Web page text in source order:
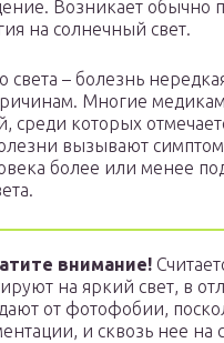
Возникает обычно
на солнечный свет.
света – болезнь
Многие
среди которых
вызывают
более или менее
внимание!
на яркий свет, в
от фотофобии,
и сквозь нее на